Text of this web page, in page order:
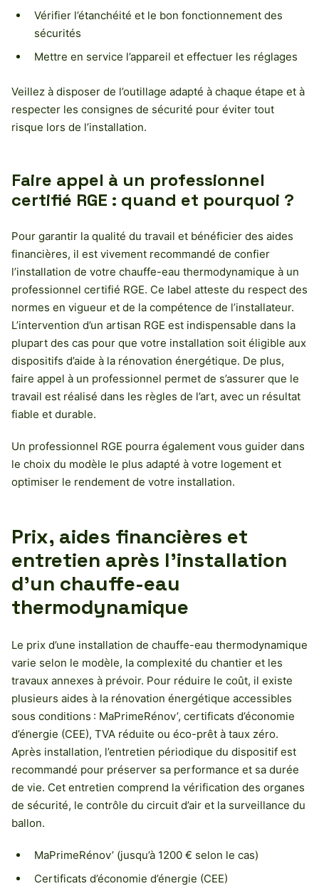
Vérifier l’étanchéité et le bon fonctionnement des
sécurités
Mettre en service l’appareil et effectuer les réglages
Veillez à disposer de l’outillage adapté à chaque étape et à
respecter les consignes de sécurité pour éviter tout
risque lors de l’installation.
Faire appel à un professionnel
certifié RGE : quand et pourquoi ?
Pour garantir la qualité du travail et bénéficier des aides
financières, il est vivement recommandé de confier
l’installation de votre chauffe-eau thermodynamique à un
professionnel certifié RGE. Ce label atteste du respect des
normes en vigueur et de la compétence de l’installateur.
L’intervention d’un artisan RGE est indispensable dans la
plupart des cas pour que votre installation soit éligible aux
dispositifs d’aide à la rénovation énergétique. De plus,
faire appel à un professionnel permet de s’assurer que le
travail est réalisé dans les règles de l’art, avec un résultat
fiable et durable.
Un professionnel RGE pourra également vous guider dans
le choix du modèle le plus adapté à votre logement et
optimiser le rendement de votre installation.
Prix, aides financières et
entretien après l’installation
d’un chauffe-eau
thermodynamique
Le prix d’une installation de chauffe-eau thermodynamique
varie selon le modèle, la complexité du chantier et les
travaux annexes à prévoir. Pour réduire le coût, il existe
plusieurs aides à la rénovation énergétique accessibles
sous conditions : MaPrimeRénov’, certificats d’économie
d’énergie (CEE), TVA réduite ou éco-prêt à taux zéro.
Après installation, l’entretien périodique du dispositif est
recommandé pour préserver sa performance et sa durée
de vie. Cet entretien comprend la vérification des organes
de sécurité, le contrôle du circuit d’air et la surveillance du
ballon.
MaPrimeRénov’ (jusqu’à 1200 € selon le cas)
Certificats d’économie d’énergie (CEE)